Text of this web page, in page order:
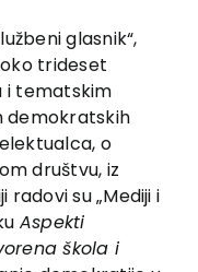
glasnik“,
trideset
i tematskim
demokratskih
o
društvu, iz
radovi su „Mediji i
Aspekti
škola i